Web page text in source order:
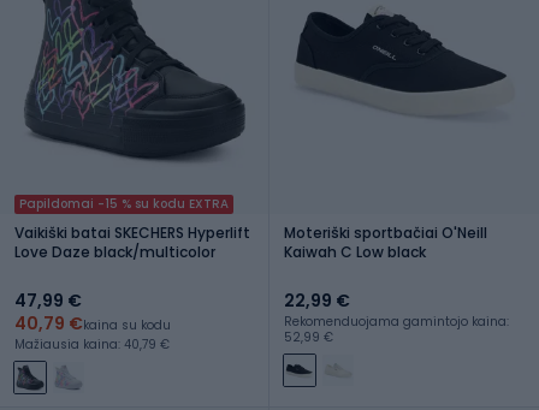
Papildomai -15 % su kodu EXTRA
Vaikiški batai SKECHERS Hyperlift
Love Daze black/multicolor
47,99 €
40,79 €kaina su kodu
Mažiausia kaina: 40,79 €
Moteriški sportbačiai O'Neill
Kaiwah C Low black
22,99 €
Rekomenduojama gamintojo kaina:
52,99 €